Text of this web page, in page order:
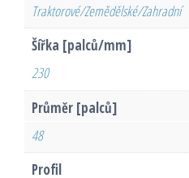
Traktorové/Zemědělské/Zahradní
Šířka [palců/mm]
230
Průměr [palců]
48
Profil